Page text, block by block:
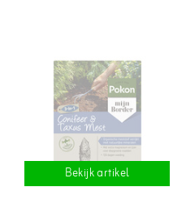
Bekijk artikel